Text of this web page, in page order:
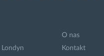
Londyn
O nas
Kontakt